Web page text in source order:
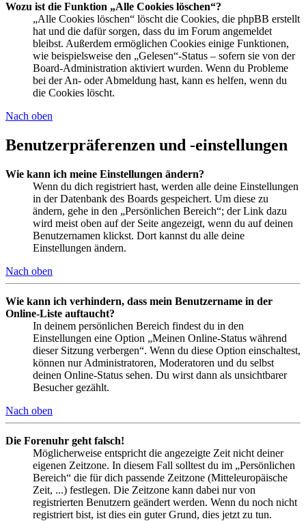
Wozu ist die Funktion „Alle Cookies löschen“?
„Alle Cookies löschen“ löscht die Cookies, die phpBB erstellt
hat und die dafür sorgen, dass du im Forum angemeldet
bleibst. Außerdem ermöglichen Cookies einige Funktionen,
wie beispielsweise den „Gelesen“-Status – sofern sie von der
Board-Administration aktiviert wurden. Wenn du Probleme
bei der An- oder Abmeldung hast, kann es helfen, wenn du
die Cookies löscht.
Nach oben
Benutzerpräferenzen und -einstellungen
Wie kann ich meine Einstellungen ändern?
Wenn du dich registriert hast, werden alle deine Einstellungen
in der Datenbank des Boards gespeichert. Um diese zu
ändern, gehe in den „Persönlichen Bereich“; der Link dazu
wird meist oben auf der Seite angezeigt, wenn du auf deinen
Benutzernamen klickst. Dort kannst du alle deine
Einstellungen ändern.
Nach oben
Wie kann ich verhindern, dass mein Benutzername in der
Online-Liste auftaucht?
In deinem persönlichen Bereich findest du in den
Einstellungen eine Option „Meinen Online-Status während
dieser Sitzung verbergen“. Wenn du diese Option einschaltest,
können nur Administratoren, Moderatoren und du selbst
deinen Online-Status sehen. Du wirst dann als unsichtbarer
Besucher gezählt.
Nach oben
Die Forenuhr geht falsch!
Möglicherweise entspricht die angezeigte Zeit nicht deiner
eigenen Zeitzone. In diesem Fall solltest du im „Persönlichen
Bereich“ die für dich passende Zeitzone (Mitteleuropäische
Zeit, ...) festlegen. Die Zeitzone kann dabei nur von
registrierten Benutzern geändert werden. Wenn du noch nicht
registriert bist, ist dies ein guter Grund, dies jetzt zu tun.